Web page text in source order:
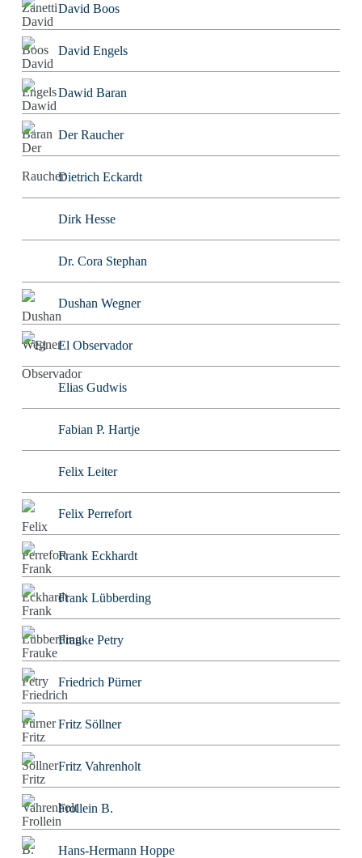
David Boos
David Engels
Dawid Baran
Der Raucher
Dietrich Eckardt
Dirk Hesse
Dr. Cora Stephan
Dushan Wegner
El Observador
Elias Gudwis
Fabian P. Hartje
Felix Leiter
Felix Perrefort
Frank Eckhardt
Frank Lübberding
Frauke Petry
Friedrich Pürner
Fritz Söllner
Fritz Vahrenholt
Frollein B.
Hans-Hermann Hoppe